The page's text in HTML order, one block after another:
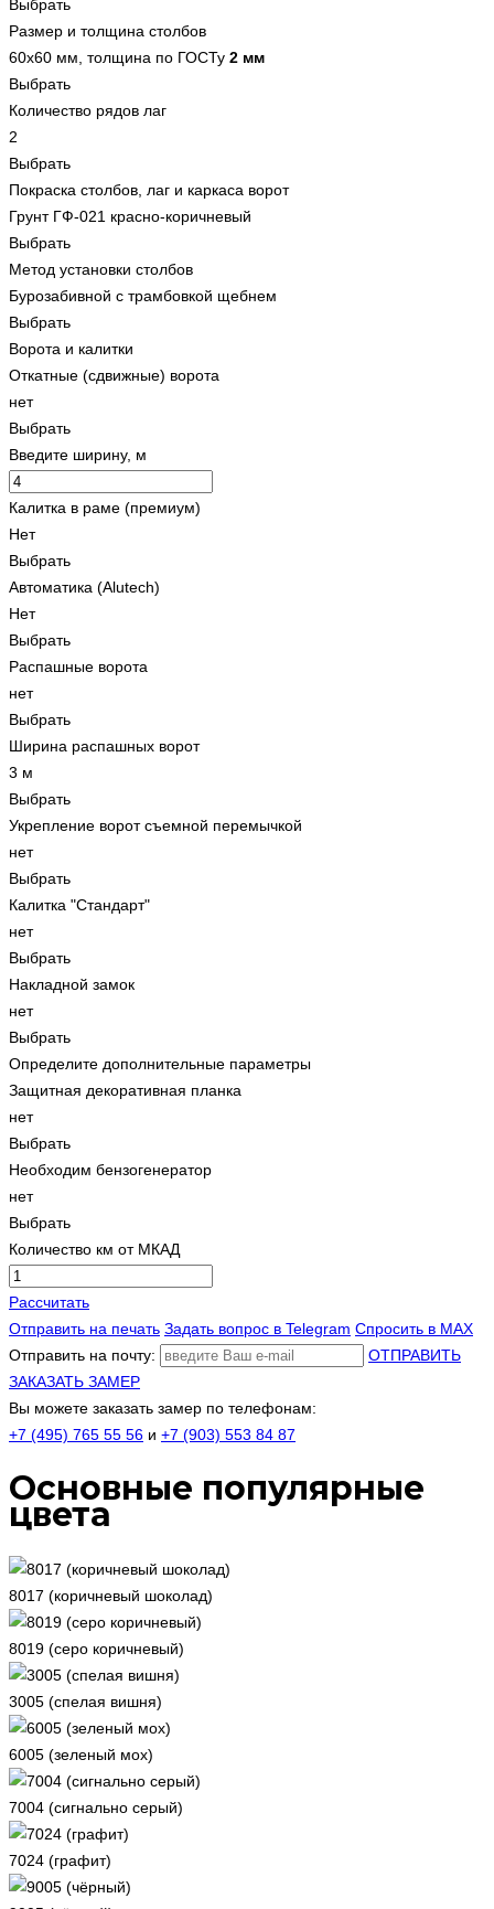
Выбрать
Размер и толщина столбов
60x60 мм, толщина по ГОСТу 2 мм
Выбрать
Количество рядов лаг
2
Выбрать
Покраска столбов, лаг и каркаса ворот
Грунт ГФ-021 красно-коричневый
Выбрать
Метод установки столбов
Бурозабивной с трамбовкой щебнем
Выбрать
Ворота и калитки
Откатные (сдвижные) ворота
нет
Выбрать
Введите ширину, м
Калитка в раме (премиум)
Нет
Выбрать
Автоматика (Alutech)
Нет
Выбрать
Распашные ворота
нет
Выбрать
Ширина распашных ворот
3 м
Выбрать
Укрепление ворот съемной перемычкой
нет
Выбрать
Калитка "Стандарт"
нет
Выбрать
Накладной замок
нет
Выбрать
Определите дополнительные параметры
Защитная декоративная планка
нет
Выбрать
Необходим бензогенератор
нет
Выбрать
Количество км от МКАД
Рассчитать
Отправить на печать Задать вопрос в Telegram Спросить в MAX
Отправить на почту:
ОТПРАВИТЬ
ЗАКАЗАТЬ ЗАМЕР
Вы можете заказать замер по телефонам:
+7 (495) 765 55 56 и +7 (903) 553 84 87
Основные популярные
цвета
8017 (коричневый шоколад)
8019 (серо коричневый)
3005 (спелая вишня)
6005 (зеленый мох)
7004 (сигнально серый)
7024 (графит)